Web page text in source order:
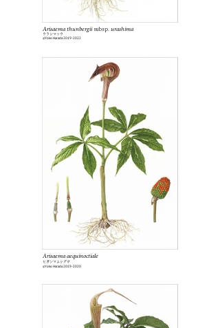
Arisaema thunbergii subsp. urashima
ウラシマソウ
©️Yoko Harada2019-2022
Arisaema aequinoctiale
ヒガンマムシグサ
©️Yoko Harada2019-2020